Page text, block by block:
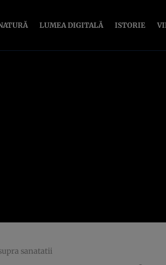
LUMEA DIGITALĂ ISTORIE
sanatatii